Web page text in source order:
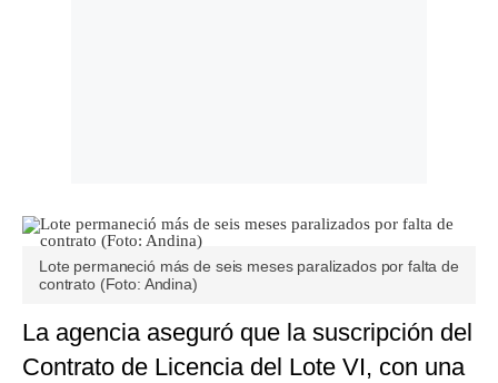
Lote permaneció más de seis meses paralizados por falta de
contrato (Foto: Andina)
La agencia aseguró que la suscripción del
Contrato de Licencia del Lote VI, con una